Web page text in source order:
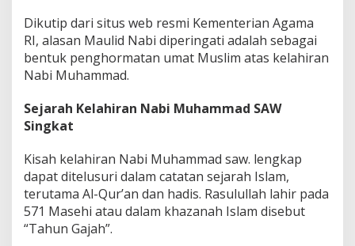
Dikutip dari situs web resmi Kementerian Agama
RI, alasan Maulid Nabi diperingati adalah sebagai
bentuk penghormatan umat Muslim atas kelahiran
Nabi Muhammad.
Sejarah Kelahiran Nabi Muhammad SAW
Singkat
Kisah kelahiran Nabi Muhammad saw. lengkap
dapat ditelusuri dalam catatan sejarah Islam,
terutama Al-Qur’an dan hadis. Rasulullah lahir pada
571 Masehi atau dalam khazanah Islam disebut
“Tahun Gajah”.